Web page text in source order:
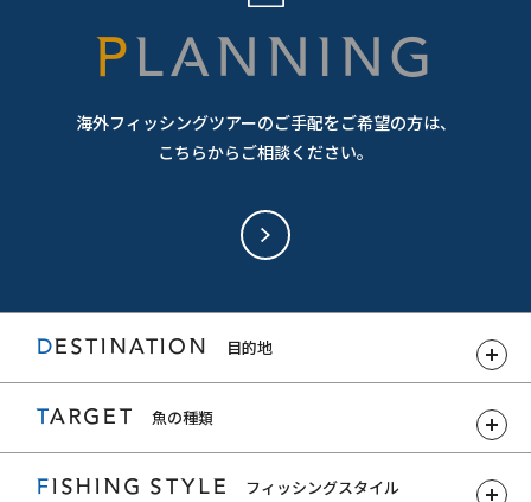
PLANNING
海外フィッシングツアーのご手配をご希望の方は、
こちらからご相談ください。
DESTINATION 目的地
TARGET 魚の種類
FISHING STYLE フィッシングスタイル